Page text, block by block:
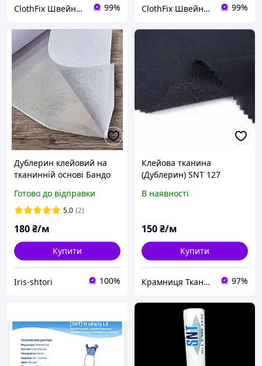
ClothFix Швейна лавка 99% ClothFix Швейна лавка 99%
Дублерин клейовий на
тканинній основі Бандо
Готово до відправки
5.0 (2)
180₴/м
Купити
Iris-shtori 100%
Клейова тканина
(Дублерин) SNT 127
В наявності
150₴/м
Купити
Крамниця Тканин 97%